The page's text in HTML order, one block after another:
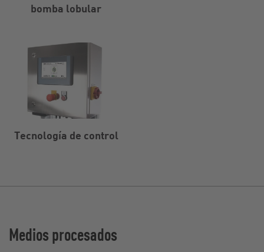
bomba lobular
Tecnología de control
Medios procesados